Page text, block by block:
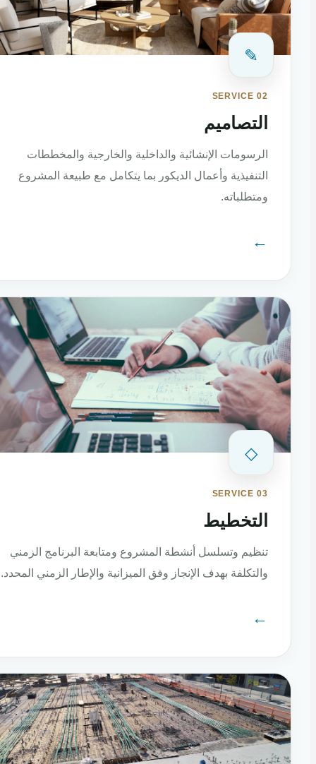
✎
SERVICE 02
التصاميم
الرسومات الإنشائية والداخلية والخارجية والمخططات
التنفيذية وأعمال الديكور بما يتكامل مع طبيعة المشروع
ومتطلباته.
◇
SERVICE 03
التخطيط
تنظيم وتسلسل أنشطة المشروع ومتابعة البرنامج الزمني
والتكلفة بهدف الإنجاز وفق الميزانية والإطار الزمني المحدد.